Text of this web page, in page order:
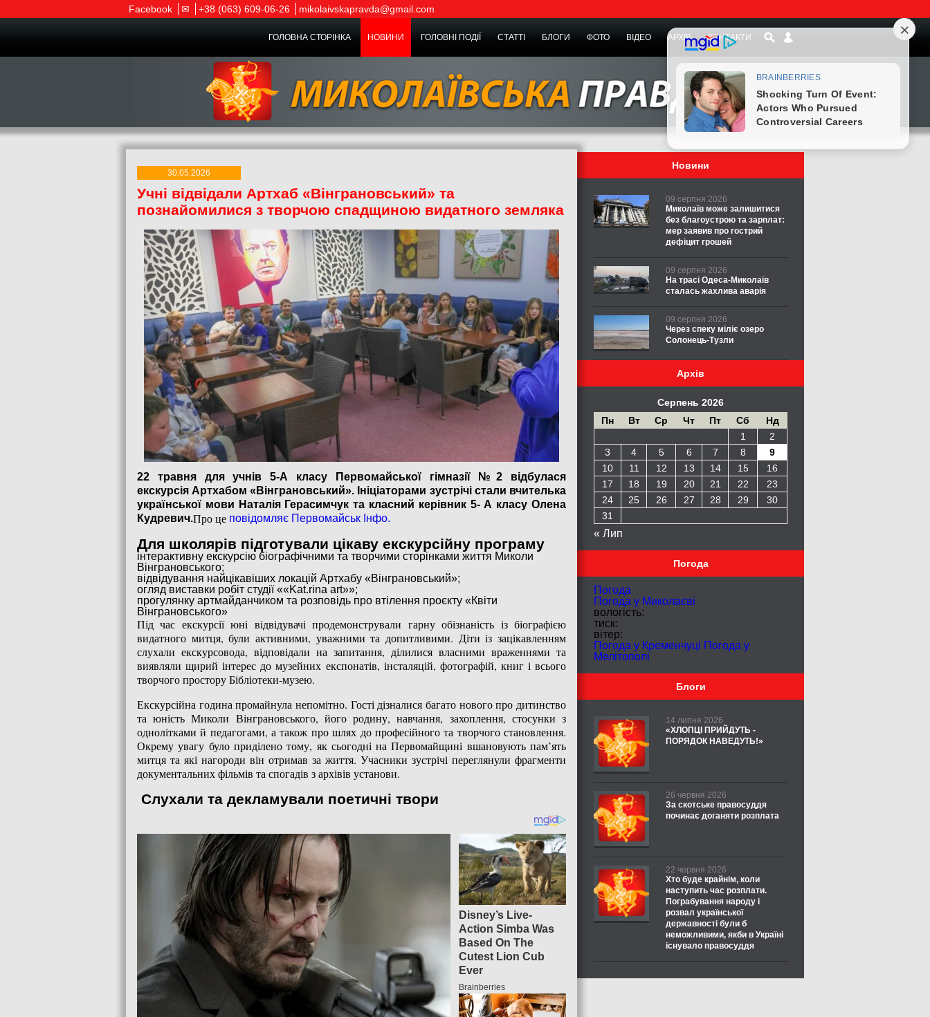
Facebook ✉ +38 (063) 609-06-26 mikolaivskapravda@gmail.com
ГОЛОВНА СТОРІНКА НОВИНИ ГОЛОВНІ ПОДІЇ СТАТТІ БЛОГИ ФОТО ВІДЕО АРХІВ КОНТАКТИ
30.05.2026
Учні відвідали Артхаб «Вінграновський» та
познайомилися з творчою спадщиною видатного земляка
22 травня для учнів 5-А класу Первомайської гімназії №2 відбулася
екскурсія Артхабом «Вінграновський». Ініціаторами зустрічі стали вчителька
української мови Наталія Герасимчук та класний керівник 5- А класу Олена
Кудревич.Про це повідомляє Первомайськ Інфо.
Для школярів підготували цікаву екскурсійну програму
інтерактивну екскурсію біографічними та творчими сторінками життя Миколи
Вінграновського;
відвідування найцікавіших локацій Артхабу «Вінграновський»;
огляд виставки робіт студії ««Kat.rina art»»;
прогулянку артмайданчиком та розповідь про втілення проєкту «Квіти
Вінграновського»
Під час екскурсії юні відвідувачі продемонстрували гарну обізнаність із біографією
видатного митця, були активними, уважними та допитливими. Діти із зацікавленням
слухали екскурсовода, відповідали на запитання, ділилися власними враженнями та
виявляли щирий інтерес до музейних експонатів, інсталяцій, фотографій, книг і всього
творчого простору Бібліотеки-музею.
Екскурсійна година промайнула непомітно. Гості дізналися багато нового про дитинство
та юність Миколи Вінграновського, його родину, навчання, захоплення, стосунки з
однолітками й педагогами, а також про шлях до професійного та творчого становлення.
Окрему увагу було приділено тому, як сьогодні на Первомайщині вшановують пам’ять
митця та які нагороди він отримав за життя. Учасники зустрічі переглянули фрагменти
документальних фільмів та спогадів з архівів установи.
Слухали та декламували поетичні твори
Новини
09 серпня 2026
Миколаїв може залишитися
без благоустрою та зарплат:
мер заявив про гострий
дефіцит грошей
09 серпня 2026
На трасі Одеса-Миколаїв
сталась жахлива аварія
09 серпня 2026
Через спеку міліє озеро
Солонець-Тузли
Архів
Серпень 2026
Пн
Вт Ср Чт Пт Сб
Нд
1
2
3
4 5 6 7 8
9
10
11 12 13 14 15
16
17
18 19 20 21 22
23
24
25 26 27 28 29
30
31
« Лип
Погода
Погода
Погода у Миколаєві
вологість:
тиск:
вітер:
Погода у Кременчуці Погода у
Мелітополі
Блоги
14 липня 2026
«ХЛОПЦІ ПРИЙДУТЬ -
ПОРЯДОК НАВЕДУТЬ!»
26 червня 2026
За скотське правосуддя
починає доганяти розплата
22 червня 2026
Хто буде крайнім, коли
наступить час розплати.
Пограбування народу і
розвал української
державності були б
неможливими, якби в Україні
існувало правосуддя